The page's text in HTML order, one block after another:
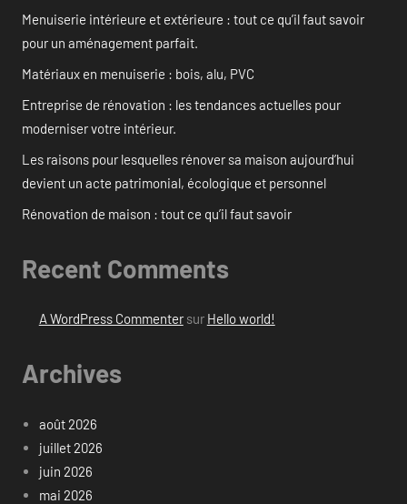
Menuiserie intérieure et extérieure : tout ce qu’il faut savoir
pour un aménagement parfait.
Matériaux en menuiserie : bois, alu, PVC
Entreprise de rénovation : les tendances actuelles pour
moderniser votre intérieur.
Les raisons pour lesquelles rénover sa maison aujourd’hui
devient un acte patrimonial, écologique et personnel
Rénovation de maison : tout ce qu’il faut savoir
Recent Comments
A WordPress Commentersur Hello world!
Archives
août 2026
juillet 2026
juin 2026
mai 2026